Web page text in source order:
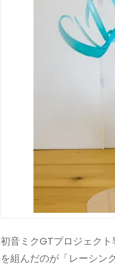
初音ミクGTプロジェク
を組んだのが「レーシン